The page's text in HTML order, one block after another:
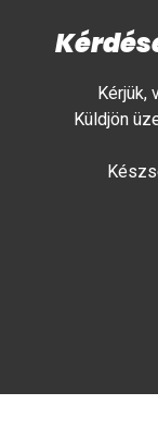
Kérjük,
Küldjön